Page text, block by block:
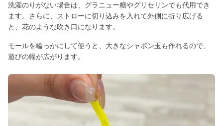
洗濯のりがない場合は、グラニュー糖やグリセリンでも代用でき
ます。さらに、ストローに切り込みを入れて外側に折り広げる
と、花のような吹き口になります。
モールを輪っかにして使うと、大きなシャボン玉も作れるので、
遊びの幅が広がります。